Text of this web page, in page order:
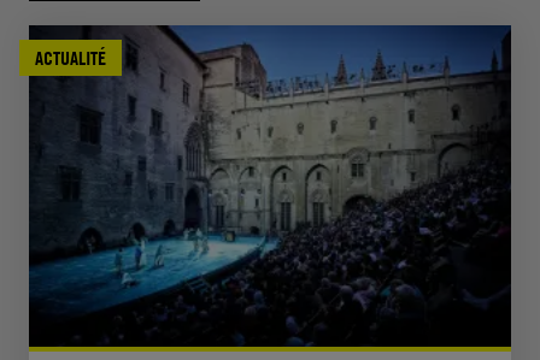
ACTUALITÉ